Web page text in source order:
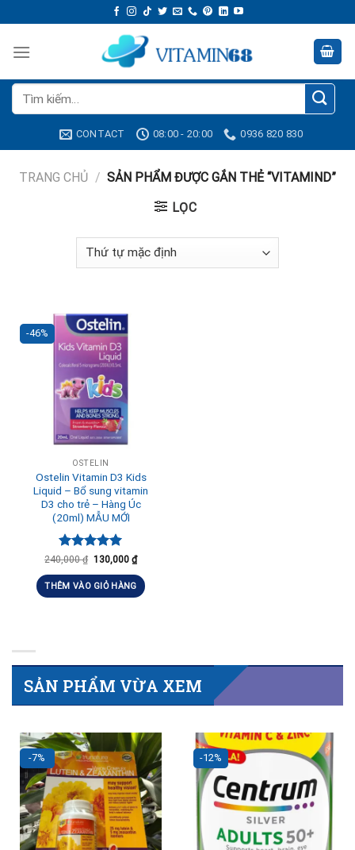
to
content
Tìm
kiếm:
CONTACT 08:00 - 20:00 0936 820 830
TRANG CHỦ / SẢN PHẨM ĐƯỢC GẮN THẺ “VITAMIND”
LỌC
-46%
OSTELIN
Ostelin Vitamin D3 Kids
Liquid – Bổ sung vitamin
D3 cho trẻ – Hàng Úc
(20ml) MẪU MỚI
Được xếp
5 sao
240,000₫ 130,000 ₫
THÊM VÀO GIỎ HÀNG
SẢN PHẨM VỪA XEM
-7% -12%